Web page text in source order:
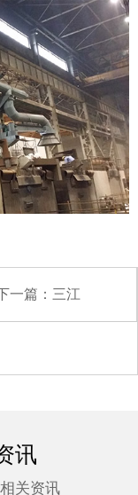
一篇： 三江
讯
关资讯